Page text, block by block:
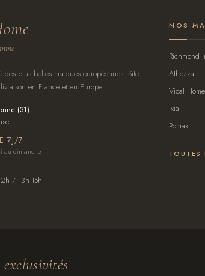
des plus belles marques européennes. Site
en France et en Europe.
(31)
7J/7
au dimanche
/ 13h-15h
NOS
Richmond
Athezza
Vical Home
Ixia
Pomax
exclusivités